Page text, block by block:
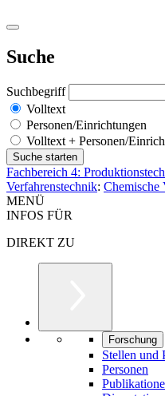
Suche
Suchbegriff
Volltext
Personen/Einrichtungen
Volltext + Personen/
Fachbereich 4:
Verfahrenstechnik: Chemische
MENÜ
INFOS FÜR
DIREKT ZU
Forschung
Stellen und
Personen